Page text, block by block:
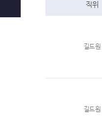
직위
길드원
길드원